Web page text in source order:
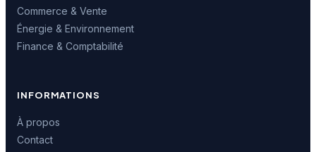
Commerce & Vente
Énergie & Environnement
Finance & Comptabilité
INFORMATIONS
À propos
Contact